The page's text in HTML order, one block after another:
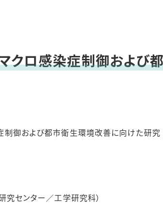
ジェクト
クロ感染症制御および
制御および都市衛生環境改善に向けた研究
センター／工学研究科）